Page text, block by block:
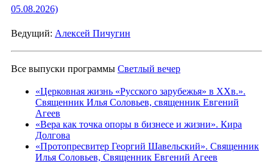
05.08.2026)
Ведущий: Алексей Пичугин
Все выпуски программы Светлый вечер
«Церковная жизнь «Русского зарубежья» в ХХв.».
Священник Илья Соловьев, священник Евгений
Агеев
«Вера как точка опоры в бизнесе и жизни». Кира
Долгова
«Протопресвитер Георгий Шавельский». Священник
Илья Соловьев, Священник Евгений Агеев